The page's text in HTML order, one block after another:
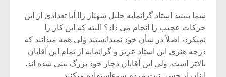
شما ببینید استاد گرانمایه جلیل شهناز را! آیا تعدادی از این
حرکات عجیب را انجام می ‏داد؟ البته که این کار را
نمی‏کرد، اصلاً در شأن خود نمی‏دانستند ولی همه می‏دانند که
درجه هنری این استاد عزیز و گرانمایه از تمام این آقایان
بالاتر است. ولی این آقایان دچار خود بزرگ‏ بینی شده‏ اند.